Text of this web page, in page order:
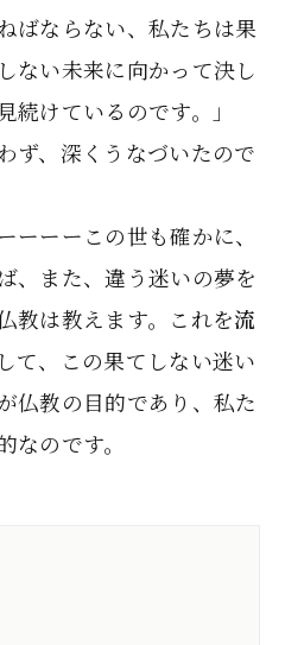
ばならない、私たちは果
ない未来に向かって決し
けているのです。」
ず、深くうなづいたので
ーーーこの世も確かに、
、また、違う迷いの夢を
教は教えます。これを流
て、この果てしない迷い
仏教の目的であり、私た
なのです。